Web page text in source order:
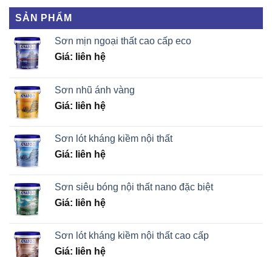
SẢN PHẨM
Sơn mịn ngoại thất cao cấp eco
Giá: liên hệ
Sơn nhũ ánh vàng
Giá: liên hệ
Sơn lót kháng kiềm nội thất
Giá: liên hệ
Sơn siêu bóng nội thất nano đặc biệt
Giá: liên hệ
Sơn lót kháng kiềm nội thất cao cấp
Giá: liên hệ